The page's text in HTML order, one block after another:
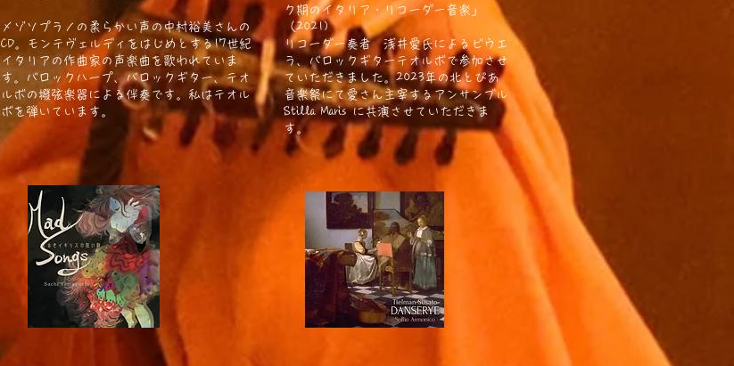
メゾソプラノの柔らかい声の中村裕美さんの
CD。モンテヴェルディをはじめとする17世紀
イタリアの作曲家の声楽曲を歌われていま
す。バロックハープ、バロックギター、テオ
ルボの撥弦楽器による伴奏です。私はテオル
ボを弾いています。
ク期のイタリア・リコーダー音楽」
（2021)
リコーダー奏者 浅井愛氏によるビウエ
ラ、バロックギターテオルボで参加させ
ていただきました。2023年の北とぴあ
音楽祭にて愛さん主宰するアンサンブル
Stilla Maris に共演させていただきま
す。